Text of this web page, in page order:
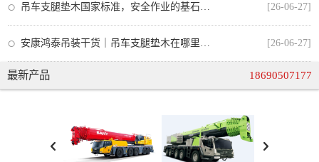
[26-06-27]
[26-06-27]
最新产品 18690507177